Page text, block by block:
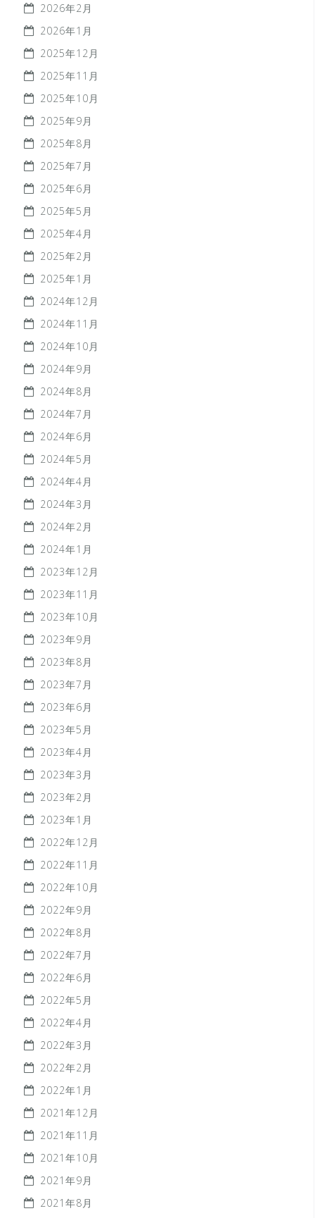
2026年2月
2026年1月
2025年12月
2025年11月
2025年10月
2025年9月
2025年8月
2025年7月
2025年6月
2025年5月
2025年4月
2025年2月
2025年1月
2024年12月
2024年11月
2024年10月
2024年9月
2024年8月
2024年7月
2024年6月
2024年5月
2024年4月
2024年3月
2024年2月
2024年1月
2023年12月
2023年11月
2023年10月
2023年9月
2023年8月
2023年7月
2023年6月
2023年5月
2023年4月
2023年3月
2023年2月
2023年1月
2022年12月
2022年11月
2022年10月
2022年9月
2022年8月
2022年7月
2022年6月
2022年5月
2022年4月
2022年3月
2022年2月
2022年1月
2021年12月
2021年11月
2021年10月
2021年9月
2021年8月